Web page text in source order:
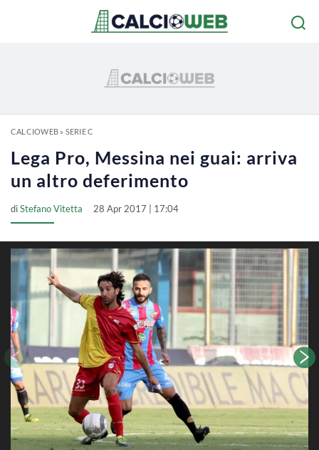
CALCIOWEB» SERIE C
Lega Pro, Messina nei guai: arriva
un altro deferimento
diStefano Vitetta 28 Apr 2017 | 17:04